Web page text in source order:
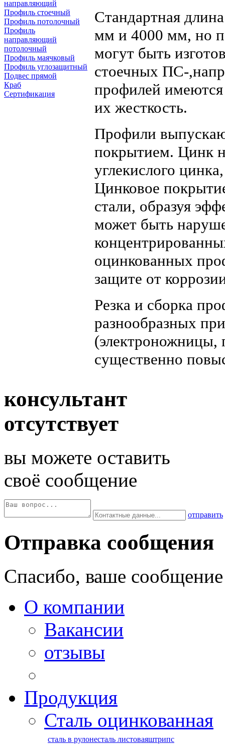
направляющий
Профиль стоечный
Профиль потолочный
Профиль
направляющий
потолочный
Профиль маячковый
Профиль углозащитный
Подвес прямой
Краб
Сертификация
Стандартная
мм и 4000 мм, но
могут быть
стоечных ПС-
профилей
их жесткость.
Профили
покрытием. Цинк
углекислого
Цинковое
стали, образуя
может быть
оцинкованных
защите от
Резка и сборка
разнообразных
(электроножницы,
существенно
консультант
отсутствует
вы можете оставить
своё сообщение
отправить
Отправка сообщения
Спасибо, ваше сообщение
О компании
Вакансии
отзывы
Продукция
Сталь оцинкованная
сталь в рулонесталь листоваяштрипс